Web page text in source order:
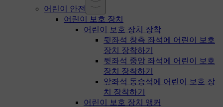
어린이 안전
어린이 보호 장치
어린이 보호 장치 장착
뒷좌석 창측 좌석에 어린이 보호
장치 장착하기
뒷좌석 중앙 좌석에 어린이 보호
장치 장착하기
앞좌석 동승석에 어린이 보호 장
치 장착하기
어린이 보호 장치 앵커